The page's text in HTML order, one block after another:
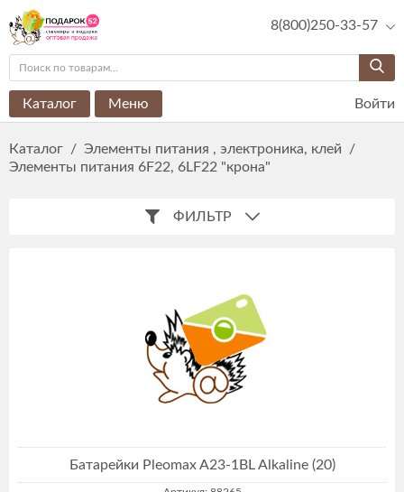
8(800)250-33-57
Каталог Меню Войти
Каталог / Элементы питания , электроника, клей
/
Элементы питания 6F22, 6LF22 "крона"
ФИЛЬТР
Батарейки Pleomax A23-1BL Alkaline (20)